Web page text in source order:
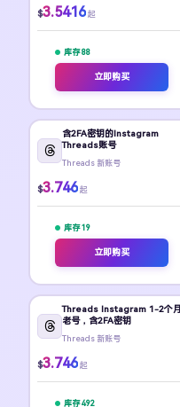
$3.5416 起
库存 88
立即购买
含2FA密钥的Instagram
Threads账号
Threads 新账号
$3.746 起
库存 19
立即购买
Threads Instagram 1-2个月
老号，含2FA密钥
Threads 新账号
$3.746 起
库存 492